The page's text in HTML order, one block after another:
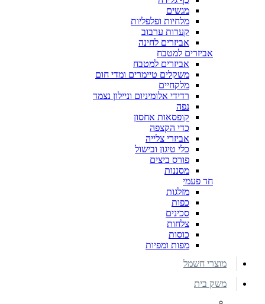
מגשים
מלחיות ופלפליות
קערות ערבוב
אביזרים לחינה
אביזרים למטבח
אביזרים למטבח
משקלים טיימרים ומדי חום
מלקחיים
רדידי אלומיניום וניילון נצמד
נפה
קופסאות אחסון
כדי הקצפה
אביזרי צלייה
כלי טיגון ובישול
פורס ביצים
מסננות
חד פעמי
מזלגות
כפות
סכינים
צלחות
כוסות
מפות ומפיות
מוצרי חשמל
משק בית